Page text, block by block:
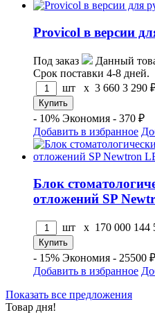
Provicol в версии
Под заказ
Данный
Срок поставки 4-8 дней.
шт x 3 660 3 290
- 10% Экономия - 370 ₽
Добавить в избранное
Блок
отложений SP
шт x 170 000 144
- 15% Экономия - 25500 ₽
Добавить в избранное
Показать все предложения
Товар дня!